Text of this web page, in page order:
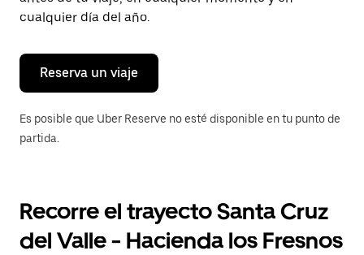
el
calendario.
cualquier día del año.
Reserva un viaje
Es posible que Uber Reserve no esté disponible en tu punto de
partida.
Recorre el trayecto Santa Cruz
del Valle - Hacienda los Fresnos